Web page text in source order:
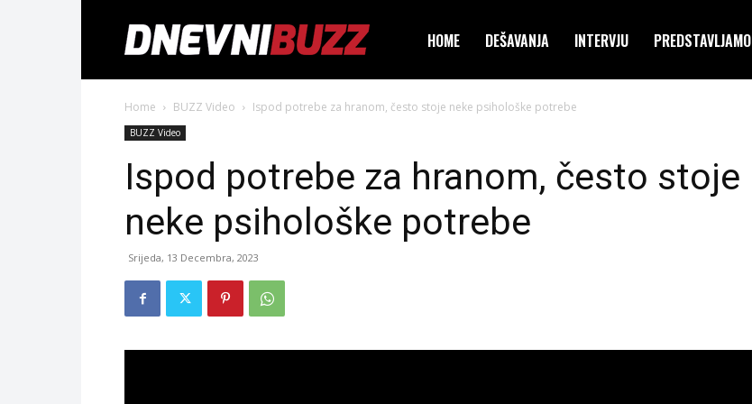
HOME DEŠAVANJA INTERVJU PREDSTAVLJAMO
Home BUZZ Video Ispod potrebe za hranom, često stoje neke psihološke potrebe
BUZZ Video
Ispod potrebe za hranom, često stoje
neke psihološke potrebe
Srijeda, 13 Decembra, 2023